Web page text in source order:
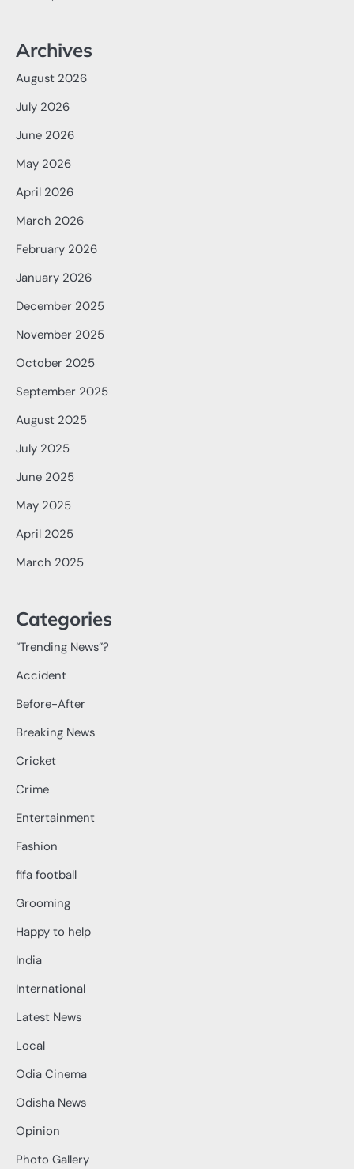
Archives
August 2026
July 2026
June 2026
May 2026
April 2026
March 2026
February 2026
January 2026
December 2025
November 2025
October 2025
September 2025
August 2025
July 2025
June 2025
May 2025
April 2025
March 2025
Categories
“Trending News”?
Accident
Before-After
Breaking News
Cricket
Crime
Entertainment
Fashion
fifa football
Grooming
Happy to help
India
International
Latest News
Local
Odia Cinema
Odisha News
Opinion
Photo Gallery